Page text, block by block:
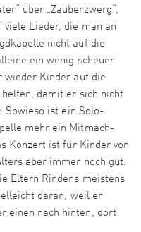
über „Zauberzwerg“,
viele Lieder, die man an
nicht auf die
ein wenig scheuer
wieder Kinder auf die
damit er sich nicht
Sowieso ist ein Solo-
mehr ein Mitmach-
Konzert ist für Kinder von
aber immer noch gut.
Eltern Rindens meistens
daran, weil er
einen nach hinten, dort